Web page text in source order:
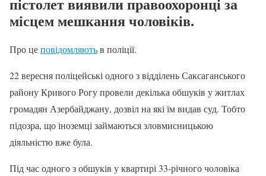
місцем мешкання чоловіків.
Про цеповідомляютьв поліції.
22 вересня поліцейські одного з відділень Саксаганського
району Кривого Рогу провели декілька обшуків у житлах
громадян Азербайджану, дозвіл на які їм видав суд. Тобто
підозра, що іноземці займаються зловмисницькою
діяльністю вже була.
Під час одного з обшуків у квартирі 33-річного чоловіка